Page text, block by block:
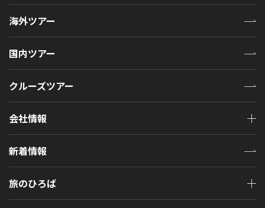
海外ツアー
国内ツアー
クルーズツアー
会社情報
新着情報
旅のひろば